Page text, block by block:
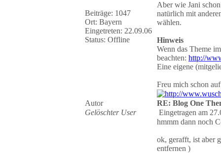
Beiträge: 1047
Ort: Bayern
Eingetreten: 22.09.06
Status: Offline
Aber wie Jani
natürlich mit
wählen.
Hinweis
Wenn das Theme
beachten: http://
Eine eigene
Freu mich schon
Autor
RE: Blog One
Gelöschter User
Eingetragen am
hmmm dann noch
ok, gerafft, ist aber
entfernen )